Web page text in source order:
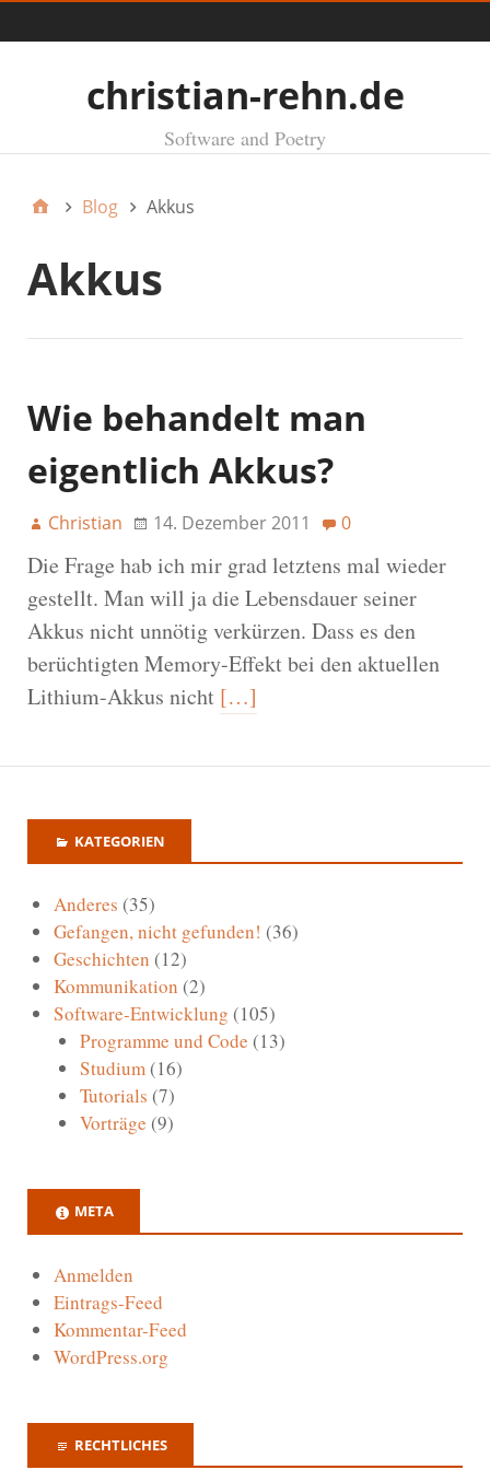
christian-rehn.de
Software and Poetry
Blog Akkus
Akkus
Wie behandelt man
eigentlich Akkus?
Christian 14. Dezember 2011 0
Die Frage hab ich mir grad letztens mal wieder
gestellt. Man will ja die Lebensdauer seiner
Akkus nicht unnötig verkürzen. Dass es den
berüchtigten Memory-Effekt bei den aktuellen
Lithium-Akkus nicht […]
KATEGORIEN
Anderes (35)
Gefangen, nicht gefunden! (36)
Geschichten (12)
Kommunikation (2)
Software-Entwicklung (105)
Programme und Code (13)
Studium(16)
Tutorials (7)
Vorträge (9)
META
Anmelden
Eintrags-Feed
Kommentar-Feed
WordPress.org
RECHTLICHES